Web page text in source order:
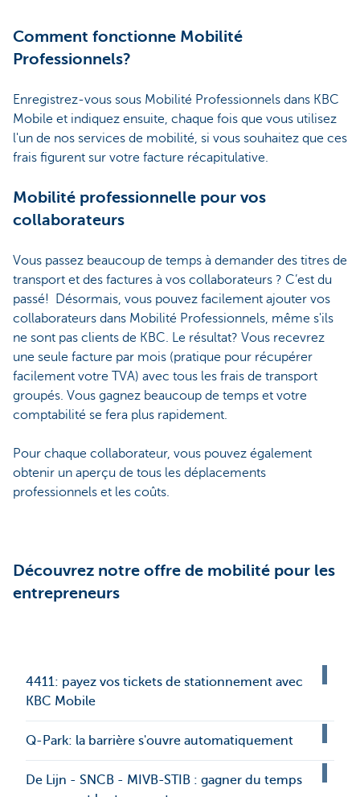
Comment fonctionne Mobilité
Professionnels?
Enregistrez-vous sous Mobilité Professionnels dans KBC
Mobile et indiquez ensuite, chaque fois que vous utilisez
l'un de nos services de mobilité, si vous souhaitez que ces
frais figurent sur votre facture récapitulative.
Mobilité professionnelle pour vos
collaborateurs
Vous passez beaucoup de temps à demander des titres de
transport et des factures à vos collaborateurs ? C’est du
passé! Désormais, vous pouvez facilement ajouter vos
collaborateurs dans Mobilité Professionnels, même s'ils
ne sont pas clients de KBC. Le résultat? Vous recevrez
une seule facture par mois (pratique pour récupérer
facilement votre TVA) avec tous les frais de transport
groupés. Vous gagnez beaucoup de temps et votre
comptabilité se fera plus rapidement.
Pour chaque collaborateur, vous pouvez également
obtenir un aperçu de tous les déplacements
professionnels et les coûts.
Découvrez notre offre de mobilité pour les
entrepreneurs
4411: payez vos tickets de stationnement avec
KBC Mobile
Q-Park: la barrière s'ouvre automatiquement
De Lijn - SNCB - MIVB-STIB : gagner du temps